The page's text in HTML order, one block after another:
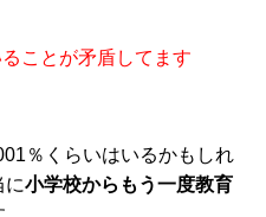
ことが矛盾してます
％くらいはいるかもしれ
に小学校からもう一度教育